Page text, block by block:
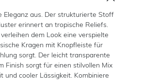
Eleganz aus. Der strukturierte Stoff
erinnert an tropische Reliefs.
dem Look eine verspielte
Kragen mit Knopfleiste für
sorgt. Der leicht transparente
Finish sorgt für einen stilvollen Mix
und cooler Lässigkeit. Kombiniere